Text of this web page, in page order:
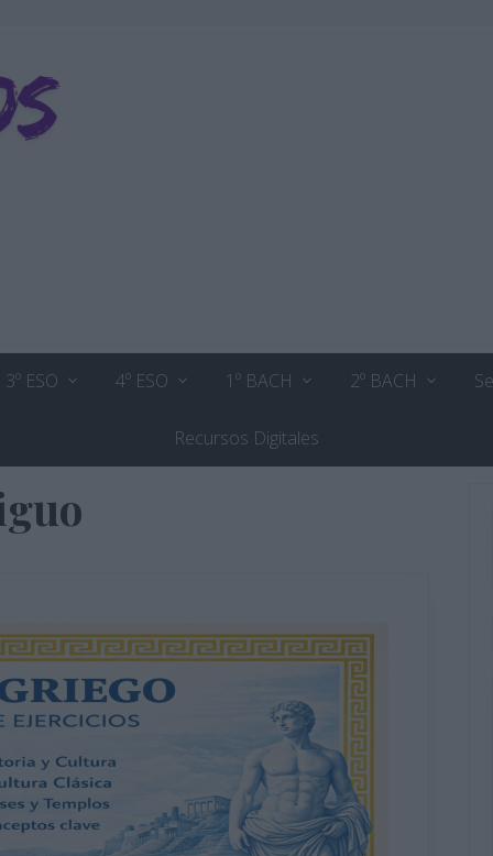
3º ESO 4º ESO 1º BACH 2º BACH
Recursos Digitales